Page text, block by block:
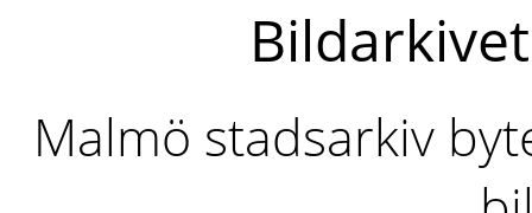
Malmö stadsarkiv